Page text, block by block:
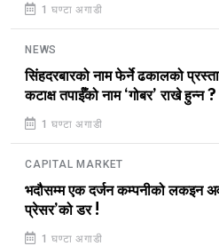
1 घण्टा अगाडी
NEWS
सिंहदरबारको नाम फेर्ने ढकालको
कटाक्ष तपाईँको नाम ‘गोबर’ राखे हुन्न ?
1 घण्टा अगाडी
CAPITAL MARKET
भदौसम्म एक दर्जन कम्पनीको लकइन
प्रेसर’को डर !
1 घण्टा अगाडी